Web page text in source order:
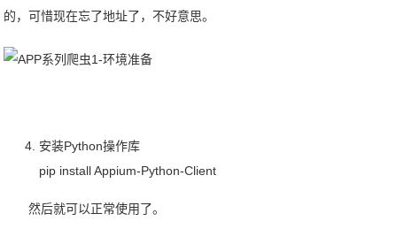
的，可惜现在忘了地址了，不好意思。
安装Python操作库
pip install Appium-Python-Client
然后就可以正常使用了。